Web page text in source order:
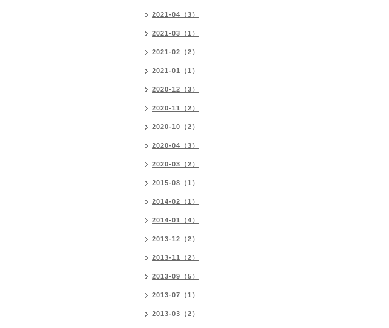
2021-04（3）
2021-03（1）
2021-02（2）
2021-01（1）
2020-12（3）
2020-11（2）
2020-10（2）
2020-04（3）
2020-03（2）
2015-08（1）
2014-02（1）
2014-01（4）
2013-12（2）
2013-11（2）
2013-09（5）
2013-07（1）
2013-03（2）